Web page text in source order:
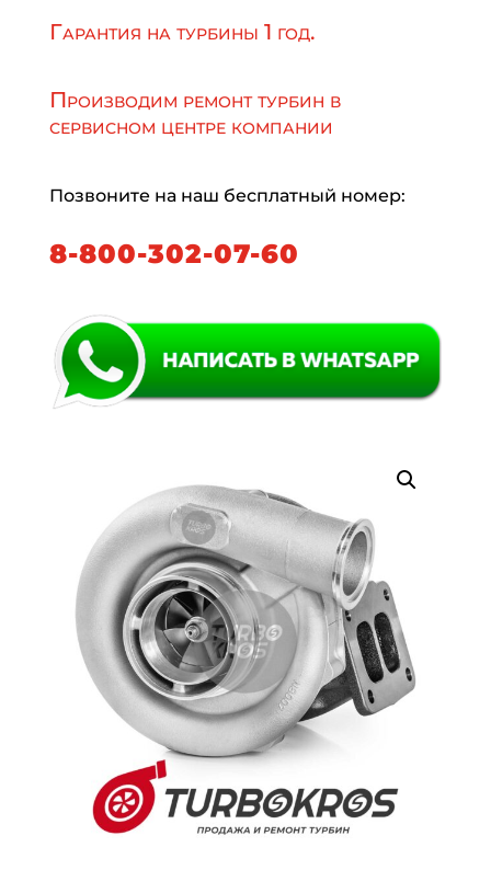
Гарантия на турбины 1 год.
Производим ремонт турбин в
сервисном центре компании
Позвоните на наш бесплатный номер:
8-800-302-07-60